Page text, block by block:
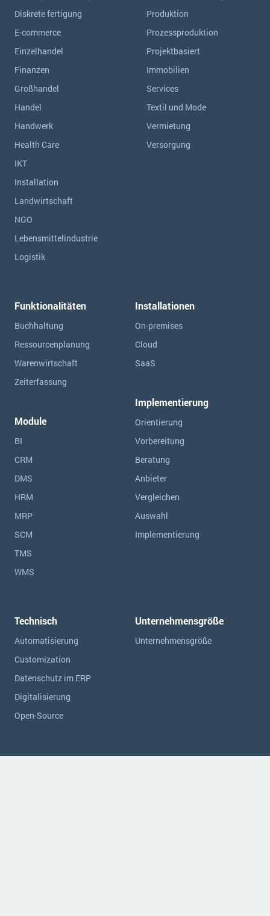
Diskrete fertigung
E-commerce
Einzelhandel
Finanzen
Großhandel
Handel
Handwerk
Health Care
IKT
Installation
Landwirtschaft
NGO
Lebensmittelindustrie
Logistik
Produktion
Prozessproduktion
Projektbasiert
Immobilien
Services
Textil und Mode
Vermietung
Versorgung
Funktionalitäten
Buchhaltung
Ressourcen­planung
Warenwirtschaft
Zeiterfassung
Module
BI
CRM
DMS
HRM
MRP
SCM
TMS
WMS
Installationen
On-premises
Cloud
SaaS
Implementierung
Orientierung
Vorbereitung
Beratung
Anbieter
Vergleichen
Auswahl
Implementierung
Technisch
Automatisierung
Customization
Datenschutz im ERP
Digitalisierung
Open-Source
Unternehmensgröße
Unternehmensgröße